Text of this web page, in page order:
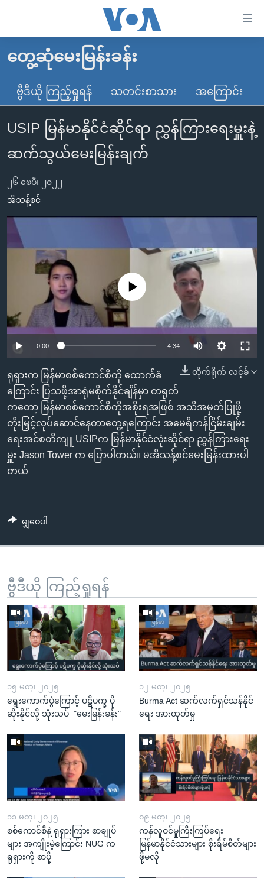
လွယ်ကူ
သည့်
များ
ပင်မ
သို့
ကျော်
ကြည့်
သို့
ကျော်
ကြည့်
ရှာဖွေ
ရန်
နေရာ
သို့
ကျော်
ရန်
မူလစာမျက်နှာ
မြန်မာ
ကမ္ဘာ့သတင်းများ
နိုင်ငံတကာ
အမေရိကန်
အစ္စရေး-ပါလက်စတိုင်း
ဗွီဒီယို
သတင်းလွတ်လပ်ခွင့်
ရပ်ဝန်းတခု လမ်းတခု အလွန်
အင်္ဂလိပ်စာလေ့လာမယ်
မကြေးမုံရဲ့ အင်္ဂလိပ်စာ
ရုပ်ရှင်ထဲက အင်္ဂလိပ်စာ
သုတပဒေသာ အင်္ဂလိပ်စာ
ရေဒီယို
ရေဒီယိုနှင့်ရုပ်သံ အချက်အလက်များ
ရေဒီယို/တီဗွီအစီအစဉ်
Learning English
ဗွီအိုအေ လူမှုကွန်ယက်များ
ဘာသာစကားများ
တွေ့ဆုံမေးမြန်းခန်း
ဗွီဒီယို ကြည့်ရှုရန် သတင်းစာသား အကြောင်း
USIP မြန်မာနိုင်ငံဆိုင်ရာ ညွှန်ကြားရေးမှူးနဲ့
ဆက်သွယ်မေးမြန်းချက်
၂၆ ဧၿပီ၊ ၂၀၂၂
အိသန့်စင်
No media source currently available
0:00 4:34
တိုက်ရိုက် လင့်ခ်
ရုရှားက မြန်မာစစ်ကောင်စီကို ထောက်ခံ
ကြောင်း ပြသဖို့အာရုံမစိုက်နိုင်ချိန်မှာ တရုတ်
ကတော့ မြန်မာစစ်ကောင်စီကိုအစိုးရအဖြစ် အသိအမှတ်ပြုဖို့
တိုးမြှင့်လုပ်ဆောင်နေတာတွေ့ရကြောင်း အမေရိကန်ငြိမ်းချမ်း
ရေးအင်စတီကျူ USIPက မြန်မာနိုင်ငံလုံးဆိုင်ရာ ညွှန်ကြားရေး
မှူး Jason Tower က ပြောပါတယ်။ မအိသန့်စင်မေးမြန်းထားပါ
တယ်
မျှဝေပါ
ဗွီဒီယို ကြည့်ရှုရန်
၁၅ မတ္၊ ၂၀၂၅
ရွေးကောက်ပွဲကြောင့် ပဋိပက္ခ ပို
ဆိုးနိုင်လို့ သုံးသပ် "မေးမြန်းခန်း"
၁၂ မတ္၊ ၂၀၂၅
Burma Act ဆက်လက်ရှင်သန်နိုင်
ရေး အားထုတ်မှု
၁၁ မတ္၊ ၂၀၂၅
စစ်ကောင်စီနဲ့ ရုရှားကြား စာချုပ်
များ အကျိုးမဲ့ကြောင်း NUG က
ရုရှားကို စာပို့
၀၉ မတ္၊ ၂၀၂၅
ကန်လူဝင်မှုကြီးကြပ်ရေး
မြန်မာနိုင်ငံသားများ စိုးရိမ်စိတ်များ
ဖို့မလို